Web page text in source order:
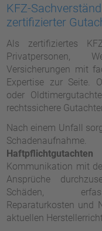
KFZ-
zertifizierter
Als zertifiziertes
Privatpersonen,
Versicherungen mit
Expertise zur Seite.
oder
rechtssichere
Nach einem Unfall
Haftpflichtgutachten
Kommunikation mit
Ansprüche
Schäden,
Reparaturkosten und
aktuellen